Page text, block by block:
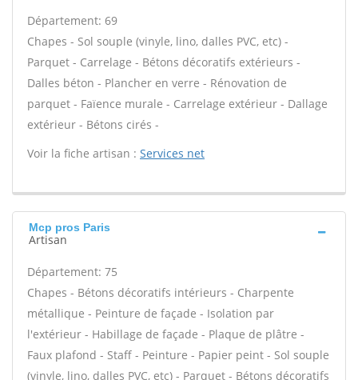
Département: 69
Chapes - Sol souple (vinyle, lino, dalles PVC, etc) -
Parquet - Carrelage - Bétons décoratifs extérieurs -
Dalles béton - Plancher en verre - Rénovation de
parquet - Faïence murale - Carrelage extérieur - Dallage
extérieur - Bétons cirés -
Voir la fiche artisan : Services net
Mcp pros Paris
Artisan
Département: 75
Chapes - Bétons décoratifs intérieurs - Charpente
métallique - Peinture de façade - Isolation par
l'extérieur - Habillage de façade - Plaque de plâtre -
Faux plafond - Staff - Peinture - Papier peint - Sol souple
(vinyle, lino, dalles PVC, etc) - Parquet - Bétons décoratifs